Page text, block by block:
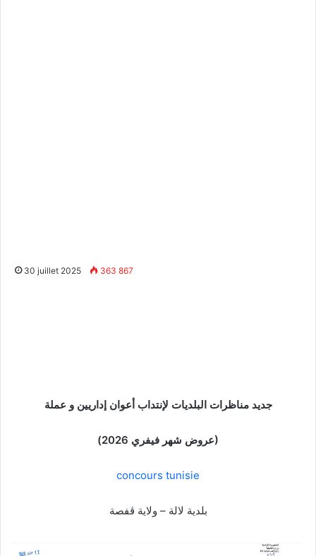
30 juillet 2025 363 867
جديد مناظرات البلديات لإنتداب أعوان إداريين و عملة
(عروض شهر فيفري 2026)
concours tunisie
بلدية لالة – ولاية ڨفصة